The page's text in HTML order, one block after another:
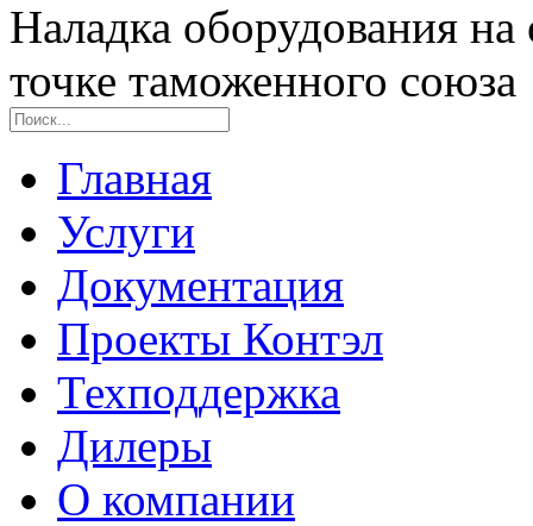
Наладка оборудования на
точке таможенного союза
Главная
Услуги
Документация
Проекты Контэл
Техподдержка
Дилеры
О компании